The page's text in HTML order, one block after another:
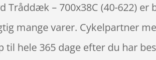
Tråddæk – 700x38C (40-622)
mange varer. Cykelpartner
til hele 365 dage efter du har